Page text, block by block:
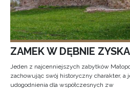
ZAMEK W DĘBNIE
Jeden z najcenniejszych zabytków
zachowując swój historyczny charakter, a
udogodnienia dla współczesnych zw